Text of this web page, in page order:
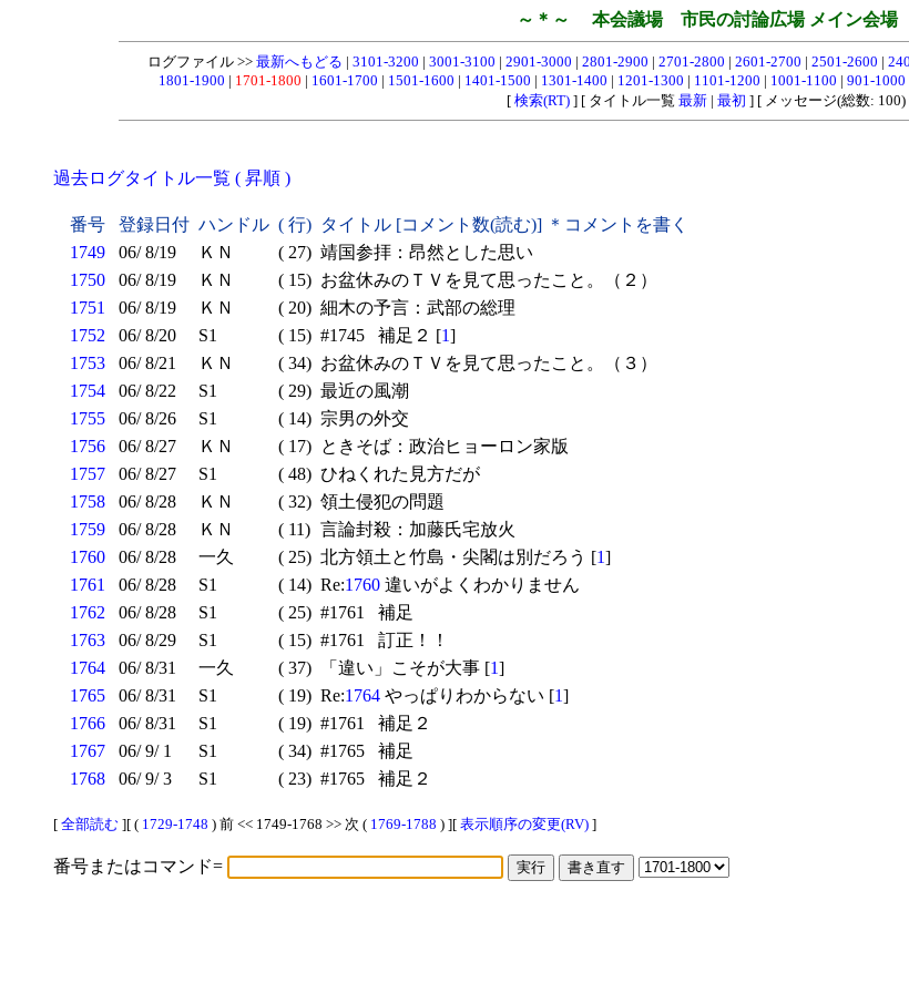
～＊～ 本会議場 市民の討論広場 メイン会
ログファイル >> 最新へもどる | 3101-3200 | 3001-3100 | 2901-3000 | 2801-2900 | 2701-2800 | 2601-2700 | 2501-2600 |
1801-1900 | 1701-1800 | 1601-1700 | 1501-1600 | 1401-1500 | 1301-1400 | 1201-1300 | 1101-1200 | 1001-1100 | 901-1000
[ 検索(RT)] [ タイトル一覧 最新| 最初 ] [ メッセージ(総数: 100)
過去ログタイトル一覧 ( 昇順 )
番号 登録日付 ハンドル ( 行) タイトル [コメント数(読む)] ＊コメントを書く
1749
06/ 8/19 ＫＮ ( 27) 靖国参拝：昂然とした思い
1750
06/ 8/19 ＫＮ ( 15) お盆休みのＴＶを見て思ったこと。（２）
1751
06/ 8/19 ＫＮ ( 20) 細木の予言：武部の総理
1752
06/ 8/20 S1 ( 15) #1745 補足２ [1]
1753
06/ 8/21 ＫＮ ( 34) お盆休みのＴＶを見て思ったこと。（３）
1754
06/ 8/22 S1 ( 29) 最近の風潮
1755
06/ 8/26 S1 ( 14) 宗男の外交
1756
06/ 8/27 ＫＮ ( 17) ときそば：政治ヒョーロン家版
1757
06/ 8/27 S1 ( 48) ひねくれた見方だが
1758
06/ 8/28 ＫＮ ( 32) 領土侵犯の問題
1759
06/ 8/28 ＫＮ ( 11) 言論封殺：加藤氏宅放火
1760
06/ 8/28 一久 ( 25) 北方領土と竹島・尖閣は別だろう [1]
1761
06/ 8/28 S1 ( 14) Re:1760 違いがよくわかりません
1762
06/ 8/28 S1 ( 25) #1761 補足
1763
06/ 8/29 S1 ( 15) #1761 訂正！！
1764
06/ 8/31 一久 ( 37) 「違い」こそが大事 [1]
1765
06/ 8/31 S1 ( 19) Re:1764 やっぱりわからない [1]
1766
06/ 8/31 S1 ( 19) #1761 補足２
1767
06/ 9/ 1 S1 ( 34) #1765 補足
1768
06/ 9/ 3 S1 ( 23) #1765 補足２
[ 全部読む ][ ( 1729-1748 ) 前 << 1749-1768 >> 次 ( 1769-1788 ) ][ 表示順序の変更(RV) ]
番号またはコマンド=